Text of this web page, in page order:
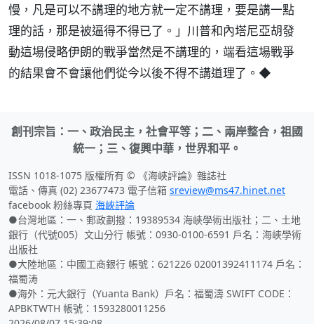
慢，凡是可以不講理的地方就一定不講理，要是講一點
理的話，那是被逼得不得已了。」川普和內塔尼亞胡發
動這場侵略伊朗的戰爭當然是不講理的，端看這場戰爭
的結果會不會讓他們從今以後不得不講道理了。◆
創刊宗旨：一、政治民主，社會平等；二、兩岸整合，祖國
統一；三、復興中華，世界和平。
ISSN 1018-1075 版權所有 © 《海峽評論》雜誌社
電話、傳真 (02) 23677473 電子信箱 sreview@ms47.hinet.net
facebook 粉絲專頁 海峽評論
●台灣地區：一、郵政劃撥：19389534 海峽學術出版社；二、土地
銀行（代號005）文山分行 帳號：0930-0100-6591 戶名：海峽學術
出版社
●大陸地區：中國工商銀行 帳號：621226 02001392411174 戶名：
福蜀涛
●海外：元大銀行（Yuanta Bank）戶名：福蜀濤 SWIFT CODE：
APBKTWTH 帳號：1593280011256